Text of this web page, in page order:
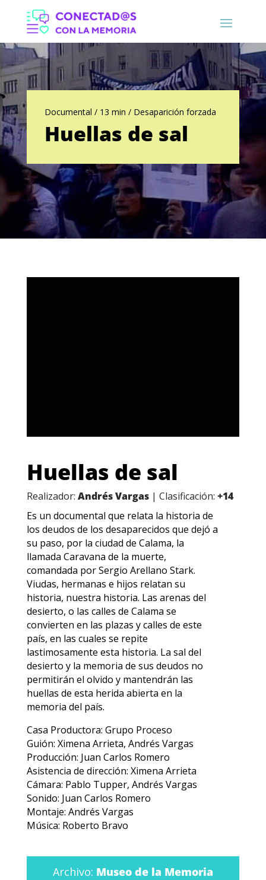
Documental / 13 min / Desaparición forzada
Huellas de sal
Huellas de sal
Realizador: Andrés Vargas| Clasificación: +14
Es un documental que relata la historia de
los deudos de los desaparecidos que dejó a
su paso, por la ciudad de Calama, la
llamada Caravana de la muerte,
comandada por Sergio Arellano Stark.
Viudas, hermanas e hijos relatan su
historia, nuestra historia. Las arenas del
desierto, o las calles de Calama se
convierten en las plazas y calles de este
país, en las cuales se repite
lastimosamente esta historia. La sal del
desierto y la memoria de sus deudos no
permitirán el olvido y mantendrán las
huellas de esta herida abierta en la
memoria del país.
Casa Productora: Grupo Proceso
Guión: Ximena Arrieta, Andrés Vargas
Producción: Juan Carlos Romero
Asistencia de dirección: Ximena Arrieta
Cámara: Pablo Tupper, Andrés Vargas
Sonido: Juan Carlos Romero
Montaje: Andrés Vargas
Música: Roberto Bravo
Archivo: Museo de la Memoria